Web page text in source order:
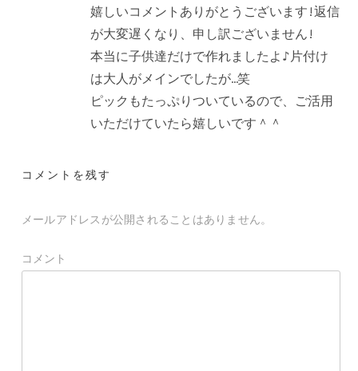
嬉しいコメントありがとうございます!返信
が大変遅くなり、申し訳ございません!
本当に子供達だけで作れましたよ♪片付け
は大人がメインでしたが…笑
ピックもたっぷりついているので、ご活用
いただけていたら嬉しいです＾＾
コメントを残す
メールアドレスが公開されることはありません。
コメント